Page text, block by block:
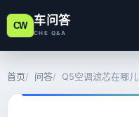
CW 车问答
CHE Q&A
首页 问答 Q5空调滤芯在哪儿